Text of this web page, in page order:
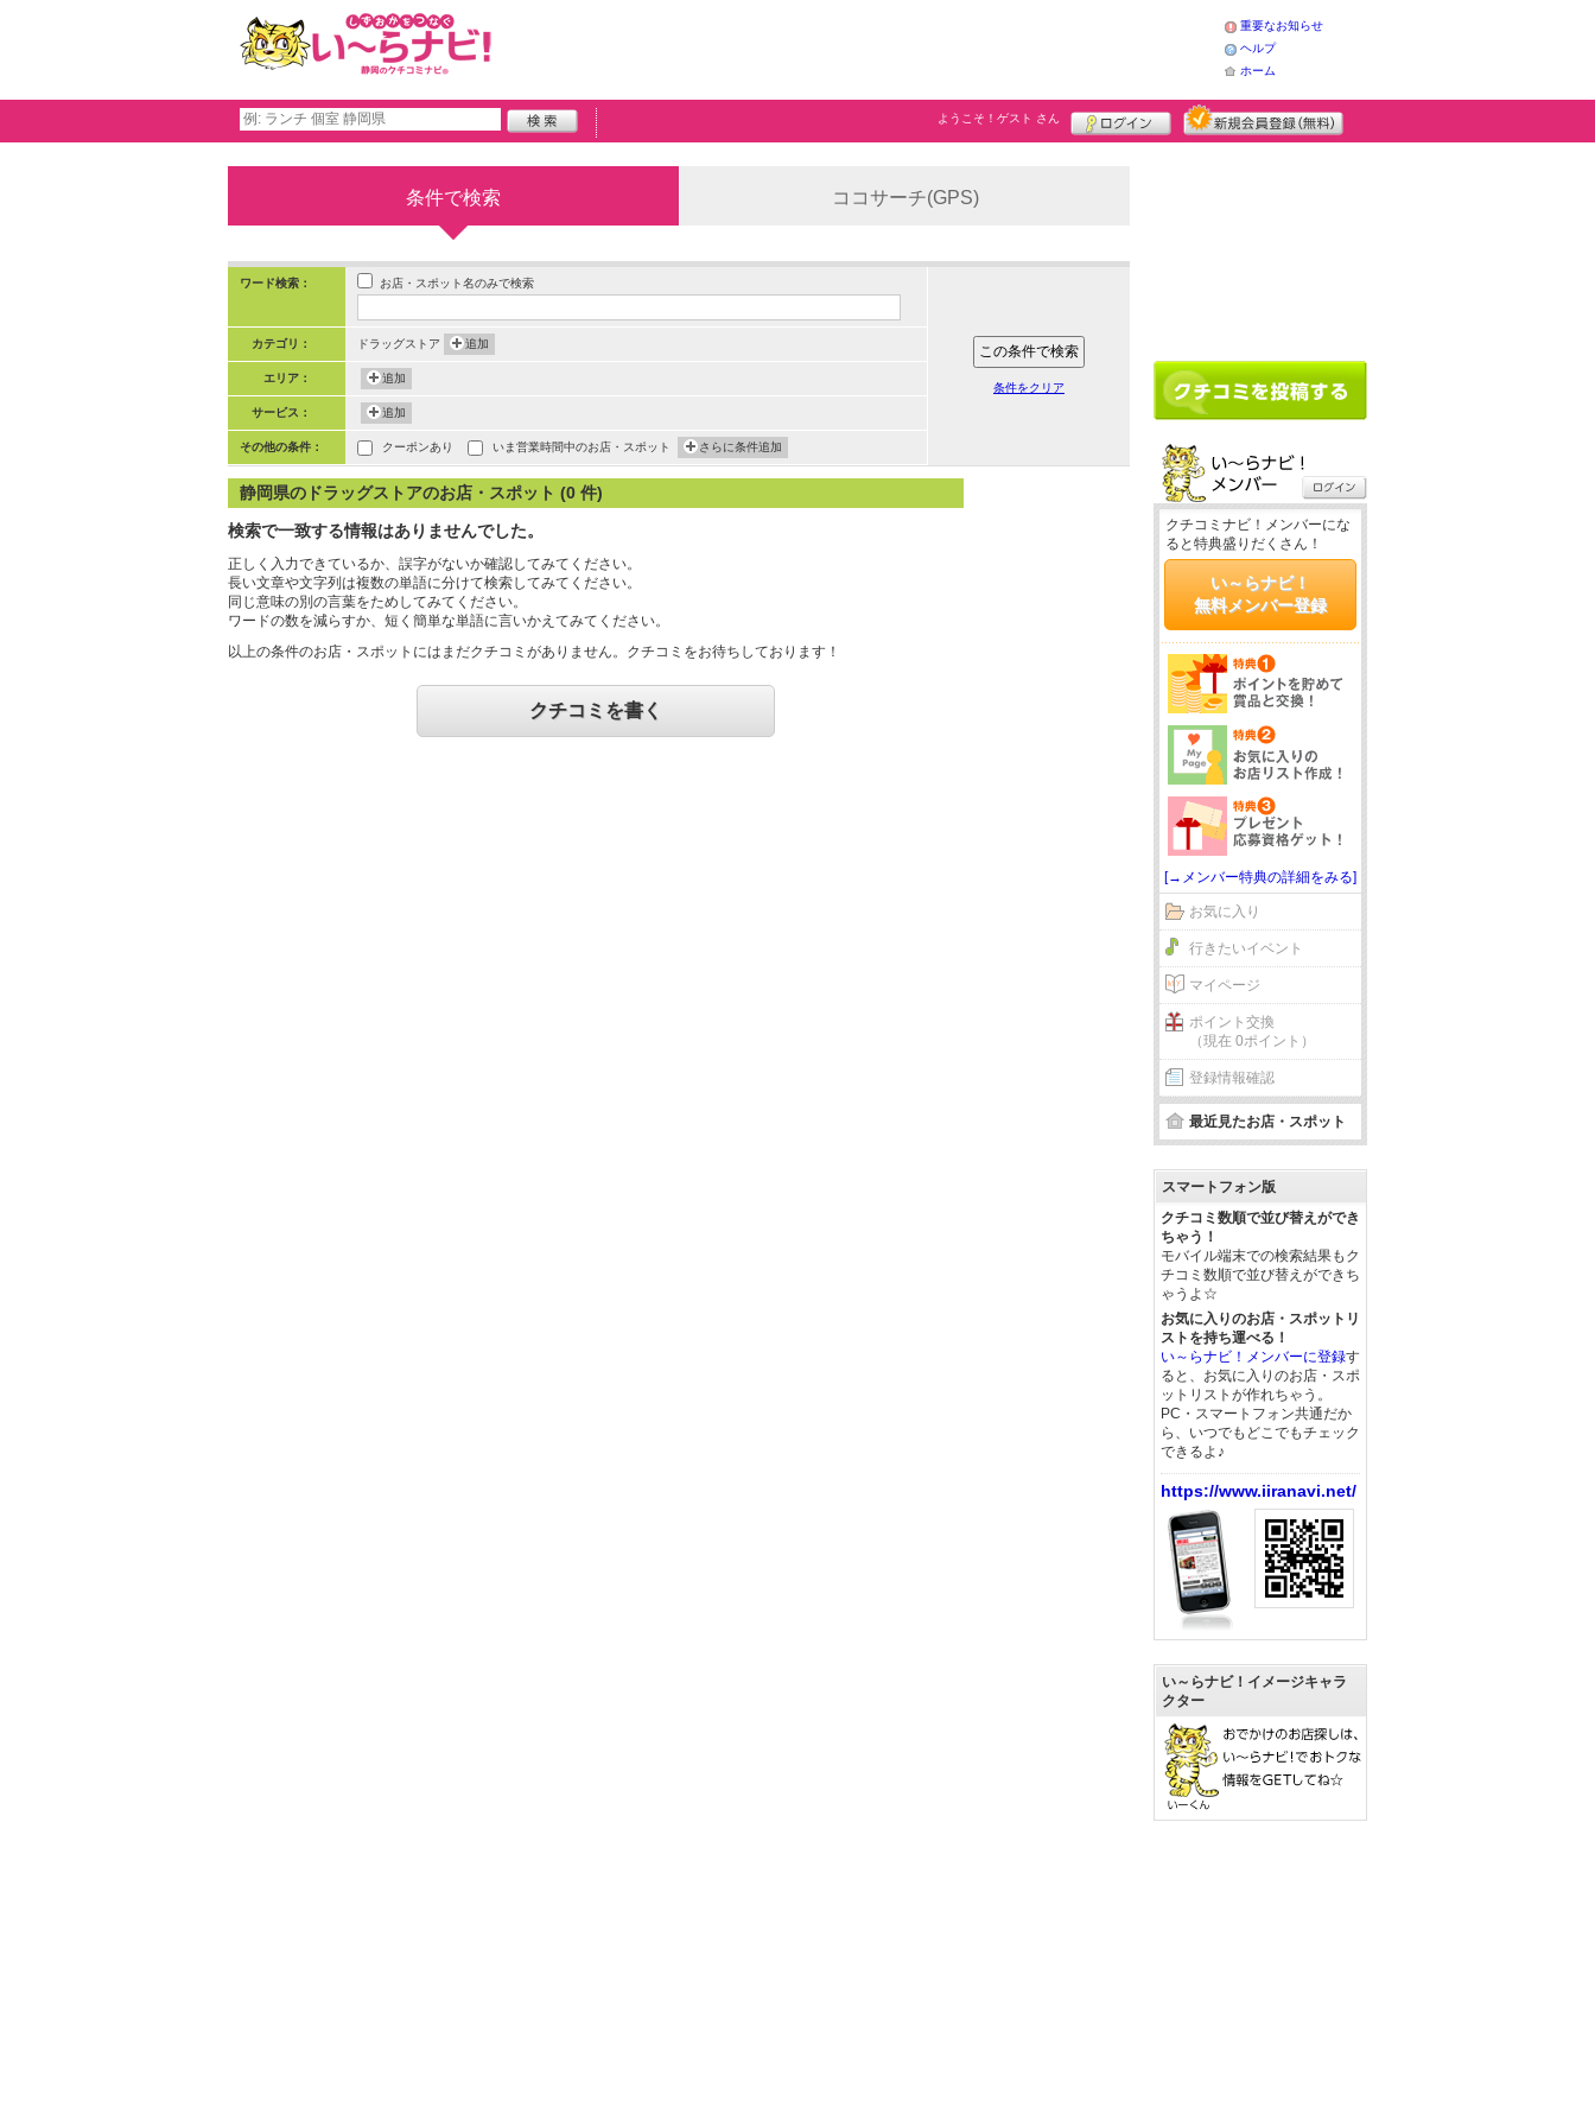
重要なお知らせ
ヘルプ
ホーム
ようこそ！ ゲスト さん
条件で検索 ココサーチ(GPS)
ワード検索： お店・スポット名のみで検索
カテゴリ： ドラッグストア 追加
エリア： 追加
サービス： 追加
その他の条件： クーポンあり いま営業時間中のお店・スポット さらに条件追加
条件をクリア
静岡県のドラッグストアのお店・スポット (0 件)
検索で一致する情報はありませんでした。
正しく入力できているか、誤字がないか確認してみてください。
長い文章や文字列は複数の単語に分けて検索してみてください。
同じ意味の別の言葉をためしてみてください。
ワードの数を減らすか、短く簡単な単語に言いかえてみてください。
以上の条件のお店・スポットにはまだクチコミがありません。クチコミをお待ちしております！
クチコミを書く
クチコミナビ！メンバーにな
ると特典盛りだくさん！
い～らナビ！
無料メンバー登録
[→メンバー特典の詳細をみる]
お気に入り
行きたいイベント
マイページ
ポイント交換
（現在 0ポイント）
登録情報確認
最近見たお店・スポット
スマートフォン版
クチコミ数順で並び替えができ
ちゃう！
モバイル端末での検索結果もク
チコミ数順で並び替えができち
ゃうよ☆
お気に入りのお店・スポットリ
ストを持ち運べる！
い～らナビ！メンバーに登録す
ると、お気に入りのお店・スポ
ットリストが作れちゃう。
PC・スマートフォン共通だか
ら、いつでもどこでもチェック
できるよ♪
https://www.iiranavi.net/
い～らナビ！イメージキャラ
クター